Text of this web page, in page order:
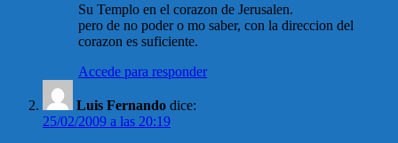
Su Templo en el corazon de Jerusalen.
pero de no poder o mo saber, con la direccion del
corazon es suficiente.
Accede para responder
Luis Fernando dice:
25/02/2009 a las 20:19